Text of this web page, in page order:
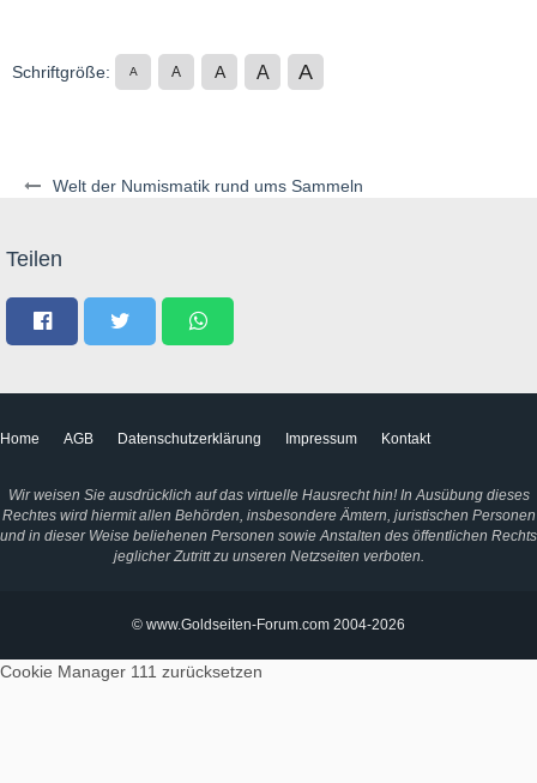
Welt der Numismatik rund ums Sammeln
Schriftgröße: A A A A A
Teilen
Home AGB Datenschutzerklärung Impressum Kontakt
Wir weisen Sie ausdrücklich auf das virtuelle Hausrecht hin! In Ausübung dieses
Rechtes wird hiermit allen Behörden, insbesondere Ämtern, juristischen Personen
und in dieser Weise beliehenen Personen sowie Anstalten des öffentlichen Rechts
jeglicher Zutritt zu unseren Netzseiten verboten.
© www.Goldseiten-Forum.com 2004-2026
Cookie Manager 111 zurücksetzen